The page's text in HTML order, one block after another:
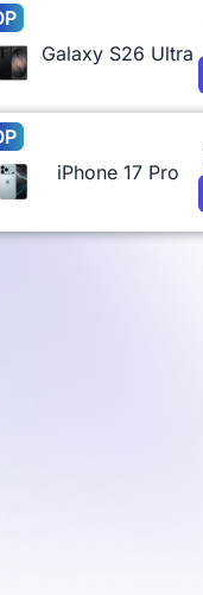
Galaxy S26 Ultra
iPhone 17 Pro